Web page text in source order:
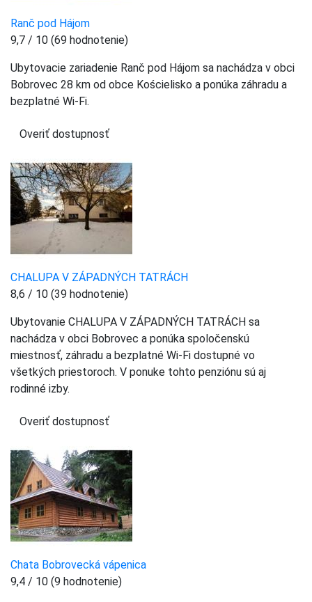
Ranč pod Hájom
9,7 / 10 (69 hodnotenie)
Ubytovacie zariadenie Ranč pod Hájom sa nachádza v obci
Bobrovec 28 km od obce Kościelisko a ponúka záhradu a
bezplatné Wi-Fi.
Overiť dostupnosť
CHALUPA V ZÁPADNÝCH TATRÁCH
8,6 / 10 (39 hodnotenie)
Ubytovanie CHALUPA V ZÁPADNÝCH TATRÁCH sa
nachádza v obci Bobrovec a ponúka spoločenskú
miestnosť, záhradu a bezplatné Wi-Fi dostupné vo
všetkých priestoroch. V ponuke tohto penziónu sú aj
rodinné izby.
Overiť dostupnosť
Chata Bobrovecká vápenica
9,4 / 10 (9 hodnotenie)